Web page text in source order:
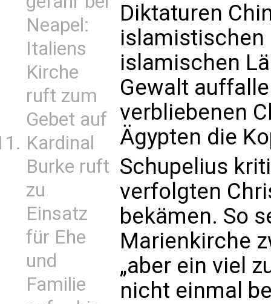
Neapel:
Italiens
Kirche
ruft zum
Gebet auf
Kardinal
Burke ruft
zu
Einsatz
für Ehe
und
Familie
Diktaturen
islamistischen
islamischen
Gewalt
verbliebenen
Ägypten die
Schupelius
verfolgten
bekämen. So
Marienkirche
„aber ein viel
nicht einmal